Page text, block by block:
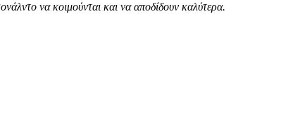
να κοιμούνται και να αποδίδουν καλύτερα.